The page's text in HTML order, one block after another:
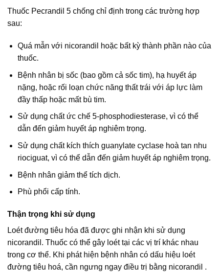
Thuốc Pecrandil 5 chống chỉ định trong các trường hợp
sau:
Quá mẫn với nicorandil hoặc bất kỳ thành phần nào của
thuốc.
Bệnh nhân bị sốc (bao gồm cả sốc tim), hạ huyết áp
nặng, hoặc rối loạn chức năng thất trái với áp lực làm
đầy thấp hoặc mất bù tim.
Sử dụng chất ức chế 5-phosphodiesterase, vì có thể
dẫn đến giảm huyết áp nghiêm trọng.
Sử dụng chất kích thích guanylate cyclase hoà tan nhu
riociguat, vì có thể dẫn đến giảm huyết áp nghiêm trọng.
Bệnh nhân giảm thể tích dịch.
Phù phổi cấp tính.
Thận trọng khi sử dụng
Loét đường tiêu hóa đã được ghi nhận khi sử dụng
nicorandil. Thuốc có thể gây loét tại các vị trí khác nhau
trong cơ thể. Khi phát hiện bệnh nhân có dấu hiệu loét
đường tiêu hoá, cần ngưng ngay điều trị bằng nicorandil .